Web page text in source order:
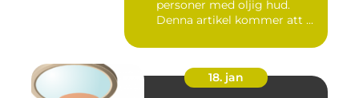
personer med oljig hud.
Denna artikel kommer att ...
18. jan